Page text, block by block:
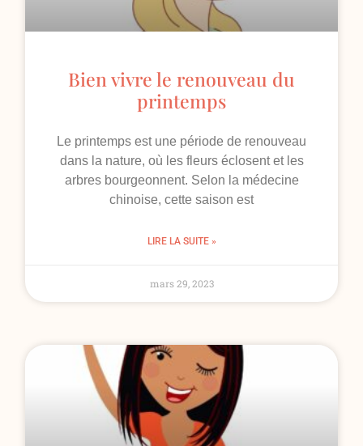
Bien vivre le renouveau du
printemps
Le printemps est une période de renouveau
dans la nature, où les fleurs éclosent et les
arbres bourgeonnent. Selon la médecine
chinoise, cette saison est
LIRE LA SUITE »
mars 29, 2023